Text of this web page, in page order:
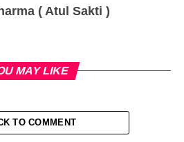
( Atul Sakti )
MAY LIKE
TO COMMENT